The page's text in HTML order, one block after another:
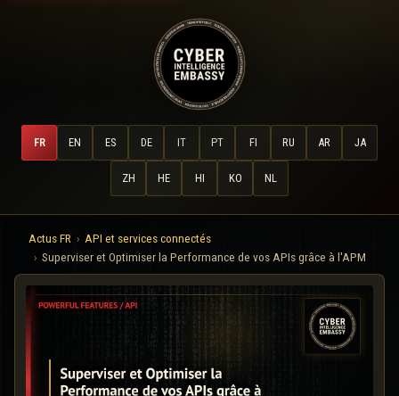
FR EN ES DE IT PT FI RU AR JA
ZH HE HI KO NL
Actus FR
API et services connectés
Superviser et Optimiser la Performance de vos APIs grâce à l'APM